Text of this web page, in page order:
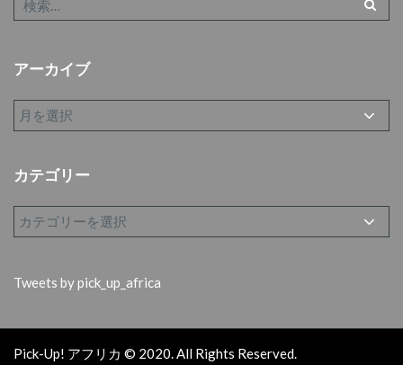
アーカイブ
カテゴリー
Tweets by pick_up_africa
Pick-Up! アフリカ © 2020. All Rights Reserved.